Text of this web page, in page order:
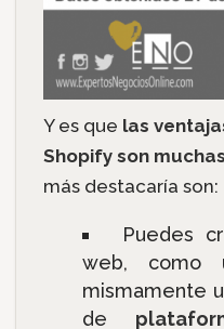
Y es que las
Shopify son muchas
más destacaría son:
Puedes
web, como
mismamente
de